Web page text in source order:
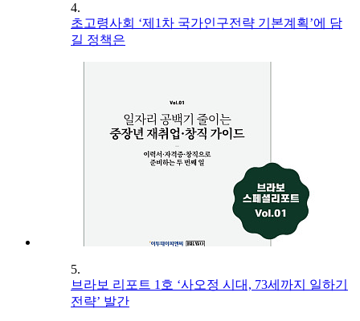
4.
초고령사회 ‘제1차 국가인구전략 기본계획’에 담
길 정책은
5.
브라보 리포트 1호 ‘사오정 시대, 73세까지 일하기
전략’ 발간